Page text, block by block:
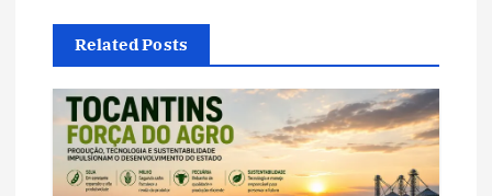
o
d
e
Related Posts